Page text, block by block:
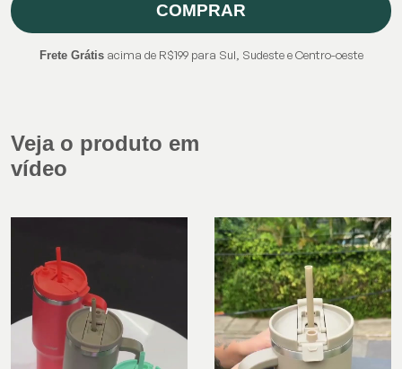
COMPRAR
Frete Grátisacima de R$199 para Sul, Sudeste e Centro-oeste
Veja o produto em
vídeo